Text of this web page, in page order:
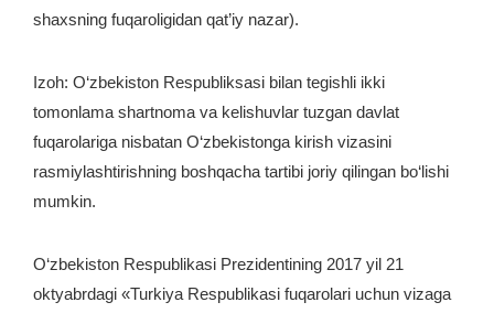
shaxsning fuqaroligidan qat’iy nazar).
Izoh: O‘zbekiston Respubliksasi bilan tegishli ikki
tomonlama shartnoma va kelishuvlar tuzgan davlat
fuqarolariga nisbatan O‘zbekistonga kirish vizasini
rasmiylashtirishning boshqacha tartibi joriy qilingan bo‘lishi
mumkin.
O‘zbekiston Respublikasi Prezidentining 2017 yil 21
oktyabrdagi «Turkiya Respublikasi fuqarolari uchun vizaga